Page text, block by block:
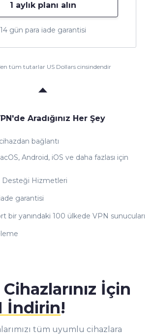
1 aylık planı alın
14 gün para iade garantisi
tüm tutarlar US Dollars cinsindendir
Aradığınız Her Şey
bağlantı
Android, iOS ve daha fazlası için
Desteği Hizmetleri
garantisi
bir yanındaki 100 ülkede VPN sunucuları
İçin
İndirin!
tüm uyumlu cihazlara